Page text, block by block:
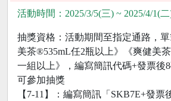
活動時間：2025/3/5(三) ~ 2025/4/1(
抽獎資格：活動期間至指定通路，
美茶®535mL任2瓶以上》《爽健美
一組以上》，編寫簡訊代碼+發票後
可參加抽獎
【7-11】：編寫簡訊「SKB7E+發票